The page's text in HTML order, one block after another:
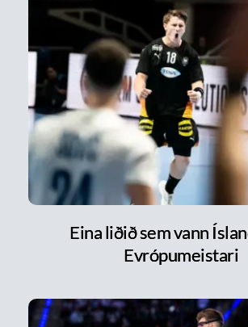
Eina liðið sem vann
Evrópumeistari